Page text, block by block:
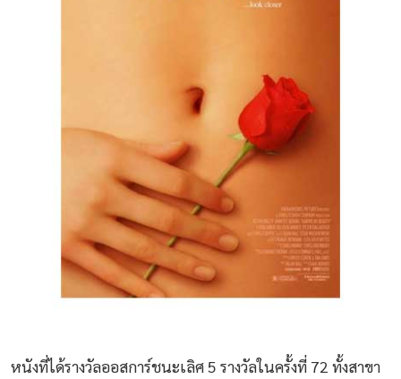
หนังที่ได้รางวัลออสการ์ชนะเลิศ 5 รางวัลในครั้งที่ 72 ทั้งสาขา